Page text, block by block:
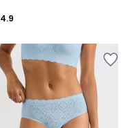
4.9